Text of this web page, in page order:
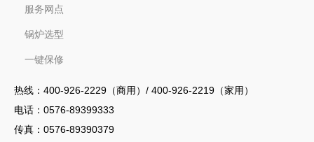
服务网点
锅炉选型
一键保修
热线： 400-926-2229（商用）/ 400-926-2219（家用）
电话： 0576-89399333
传真：0576-89390379